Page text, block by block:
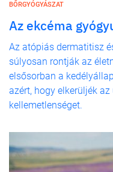
BŐRGYÓGYÁSZAT
Az ekcéma
Az atópiás dermatitisz
súlyosan rontják az
elsősorban a
azért, hogy elkerüljék
kellemetlenséget.